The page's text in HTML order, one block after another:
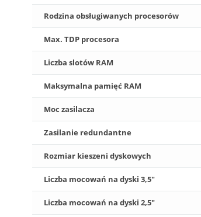
Rodzina obsługiwanych procesorów
Max. TDP procesora
Liczba slotów RAM
Maksymalna pamięć RAM
Moc zasilacza
Zasilanie redundantne
Rozmiar kieszeni dyskowych
Liczba mocowań na dyski 3,5"
Liczba mocowań na dyski 2,5"